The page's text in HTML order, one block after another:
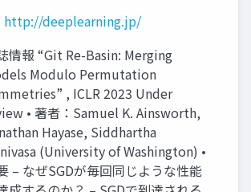
http://deeplearning.jp/
情報 “Git Re-Basin: Merging
Modulo Permutation
, ICLR 2023 Under
• 著者：Samuel K. Ainsworth,
Hayase, Siddhartha
(University of Washington) •
– なぜSGDが毎回同じような性能